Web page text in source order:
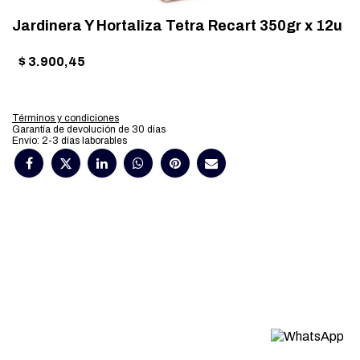
Jardinera Y Hortaliza Tetra Recart 350gr x 12u
$ 3.900,45
Términos y condiciones
Garantía de devolución de 30 días
Envío: 2-3 días laborables